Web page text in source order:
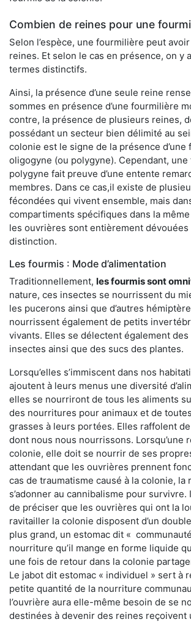
Combien de reines pour une
Selon l’espèce, une fourmilière peut
reines. Et selon le cas en présence, on y
termes distinctifs.
Ainsi, la présence d’une seule reine
sommes en présence d’une fourmilière
contre, la présence de plusieurs reines,
possédant un secteur bien délimité au
colonie est le signe de la présence d’une
oligogyne (ou polygyne). Cependant,
polygyne fait preuve d’une entente
membres. Dans ce cas,il existe de
fécondées qui vivent ensemble, mais
compartiments spécifiques dans la
les ouvrières sont entièrement dévouées
distinction.
Les fourmis : Mode d’alimentation
Traditionnellement, les fourmis sont
nature, ces insectes se nourrissent du
les pucerons ainsi que d’autres
nourrissent également de petits
vivants. Elles se délectent également
insectes ainsi que des sucs des plantes.
Lorsqu’elles s’immiscent dans nos
ajoutent à leurs menus une diversité
elles se nourriront de tous les aliments
des nourritures pour animaux et de
grasses à leurs portées. Elles raffolent
dont nous nous nourrissons. Lorsqu’une
colonie, elle doit se nourrir de ses
attendant que les ouvrières prennent
cas de traumatisme causé à la colonie, la
s’adonner au cannibalisme pour
de préciser que les ouvrières qui ont la
ravitailler la colonie disposent d’un
plus grand, un estomac dit «
nourriture qu’il mange en forme liquide
une fois de retour dans la colonie
Le jabot dit estomac « individuel » sert à
petite quantité de la nourriture
l’ouvrière aura elle-même besoin de se
destinées à devenir des reines reçoivent